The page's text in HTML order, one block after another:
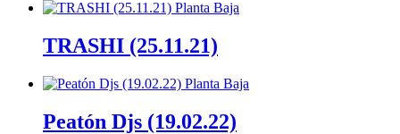
TRASHI (25.11.21)
Peatón Djs (19.02.22)